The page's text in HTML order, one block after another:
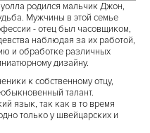
родился мальчик Джон,
Мужчины в этой семье
- отец был часовщиком,
наблюдая за их работой,
и обработке различных
дизайну.
к собственному отцу,
талант.
язык, так как в то время
только у швейцарских и